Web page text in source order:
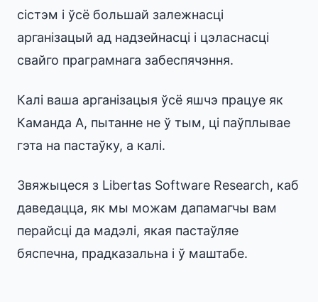
сістэм і ўсё большай залежнасці
арганізацый ад надзейнасці і цэласнасці
свайго праграмнага забеспячэння.
Калі ваша арганізацыя ўсё яшчэ працуе як
Каманда A, пытанне не ў тым, ці паўплывае
гэта на пастаўку, а калі.
Звяжыцеся з Libertas Software Research, каб
даведацца, як мы можам дапамагчы вам
перайсці да мадэлі, якая пастаўляе
бяспечна, прадказальна і ў маштабе.